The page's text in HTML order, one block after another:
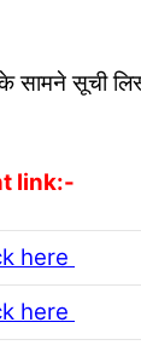
सामने सूची
link:-
here
here